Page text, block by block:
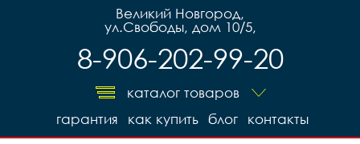
Великий Новгород,
ул.Свободы, дом 10/5,
8-906-202-99-20
каталог товаров
контакты
блог
как купить
гарантия